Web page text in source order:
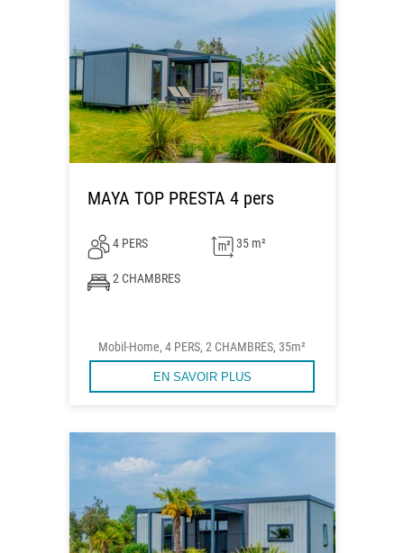
MAYA TOP PRESTA 4 pers
4 PERS 35 m²
2 CHAMBRES
Mobil-Home, 4 PERS, 2 CHAMBRES, 35m²
EN SAVOIR PLUS